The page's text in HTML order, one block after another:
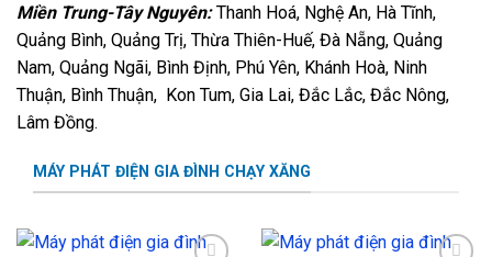
Miền Trung-Tây Nguyên:Thanh Hoá, Nghệ An, Hà Tĩnh,
Quảng Bình, Quảng Trị, Thừa Thiên-Huế, Đà Nẵng, Quảng
Nam, Quảng Ngãi, Bình Định, Phú Yên, Khánh Hoà, Ninh
Thuận, Bình Thuận, Kon Tum, Gia Lai, Đắc Lắc, Đắc Nông,
Lâm Đồng.
MÁY PHÁT ĐIỆN GIA ĐÌNH CHẠY XĂNG